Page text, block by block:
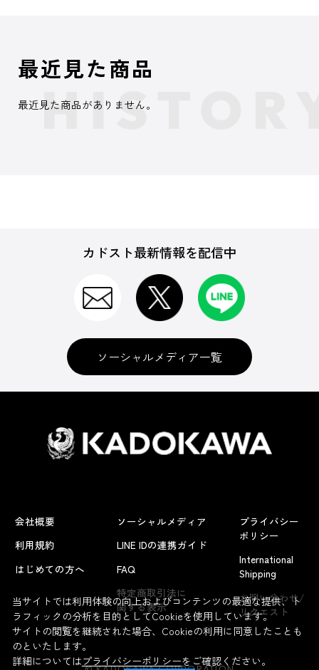
よくあるお問い合わせ
最近見た商品
最近見た商品がありません。
カドスト最新情報を配信中
ソーシャルメディア一覧
会社概要
利用規約
はじめての方へ
ソーシャルメディア
LINE IDの連携ガイド
FAQ
特定商取引法に
関する表示
プライバシー
ポリシー
International
Shipping
お問い合わせ/
リクエスト
当サイトでは利用体験の向上およびコンテンツの最適な提供、ト
ラフィックの分析を目的としてCookieを使用しています。
サイトの閲覧を継続された場合、Cookieの利用に同意したことも
のといたします。
詳細についてはプライバシーポリシーをご確認ください。